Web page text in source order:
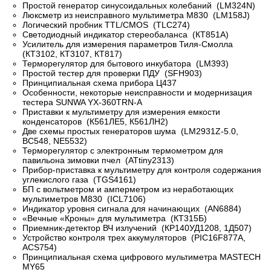
Простой генератор синусоидальных колебаний (LM324N)
Люксметр из неисправного мультиметра М830 (LM158J)
Логический пробник TTL/CMOS (TLC274)
Светодиодный индикатор стереобаланса (КТ851А)
Усилитель для измерения параметров Тиля-Смолла
(КТ3102, КТ3107, КТ817)
Терморегулятор для бытового инкубатора (LM393)
Простой тестер для проверки ПДУ (SFH903)
Принципиальная схема прибора Ц437
Особенности, некоторые неисправности и модернизация
тестера SUNWA YX-360TRN-A
Приставки к мультиметру для измерения емкости
конденсаторов (К561ЛЕ5, К561ЛН2)
Две схемы простых генераторов шума (LM2931Z-5.0,
BC548, NE5532)
Терморегулятор с электронным термометром для
павильона зимовки пчел (ATtiny2313)
Прибор-приставка к мультиметру для контроля содержания
углекислого газа (TGS4161)
БП с вольтметром и амперметром из неработающих
мультиметров М830 (ICL7106)
Индикатор уровня сигнала для начинающих (AN6884)
«Вечные «Кроны» для мультиметра (КТ315Б)
Приемник-детектор ВЧ излучений (КР140УД1208, 1Д507)
Устройство контроля трех аккумуляторов (PIC16F877A,
ACS754)
Принципиальная схема цифрового мультиметра MASTECH
MY65